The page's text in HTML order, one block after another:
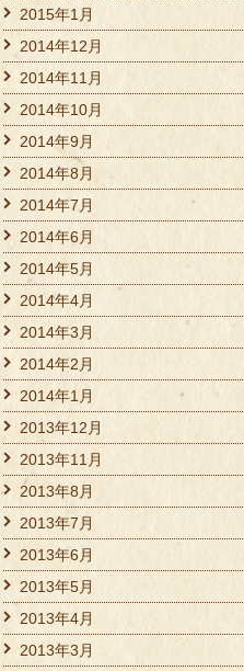
2015年1月
2014年12月
2014年11月
2014年10月
2014年9月
2014年8月
2014年7月
2014年6月
2014年5月
2014年4月
2014年3月
2014年2月
2014年1月
2013年12月
2013年11月
2013年8月
2013年7月
2013年6月
2013年5月
2013年4月
2013年3月